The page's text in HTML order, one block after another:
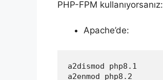
PHP-FPM kullanıyorsanız:
Apache’de:
a2dismod php8.1
a2enmod php8.2